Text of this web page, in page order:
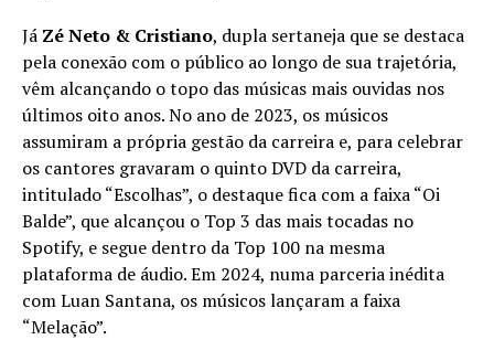
Já Zé Neto & Cristiano, dupla sertaneja que se destaca
pela conexão com o público ao longo de sua trajetória,
vêm alcançando o topo das músicas mais ouvidas nos
últimos oito anos. No ano de 2023, os músicos
assumiram a própria gestão da carreira e, para celebrar
os cantores gravaram o quinto DVD da carreira,
intitulado “Escolhas”, o destaque fica com a faixa “Oi
Balde”, que alcançou o Top 3 das mais tocadas no
Spotify, e segue dentro da Top 100 na mesma
plataforma de áudio. Em 2024, numa parceria inédita
com Luan Santana, os músicos lançaram a faixa
“Melação”.